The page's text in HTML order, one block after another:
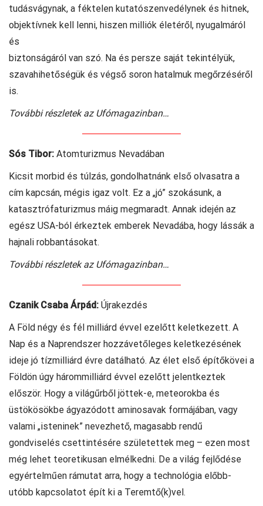
tudásvágynak, a féktelen kutatószenvedélynek és hitnek,
objektívnek kell lenni, hiszen milliók életéről, nyugalmáról
és
biztonságáról van szó. Na és persze saját tekintélyük,
szavahihetőségük és végső soron hatalmuk megőrzéséről
is.
További részletek az Ufómagazinban…
Sós Tibor: Atomturizmus Nevadában
Kicsit morbid és túlzás, gondolhatnánk első olvasatra a
cím kapcsán, mégis igaz volt. Ez a „jó” szokásunk, a
katasztrófaturizmus máig megmaradt. Annak idején az
egész USA-ból érkeztek emberek Nevadába, hogy lássák a
hajnali robbantásokat.
További részletek az Ufómagazinban…
Czanik Csaba Árpád: Újrakezdés
A Föld négy és fél milliárd évvel ezelőtt keletkezett. A
Nap és a Naprendszer hozzávetőleges keletkezésének
ideje jó tízmilliárd évre datálható. Az élet első építőkövei a
Földön úgy hárommilliárd évvel ezelőtt jelentkeztek
először. Hogy a világűrből jöttek-e, meteorokba és
üstökösökbe ágyazódott aminosavak formájában, vagy
valami „isteninek” nevezhető, magasabb rendű
gondviselés csettintésére születettek meg – ezen most
még lehet teoretikusan elmélkedni. De a világ fejlődése
egyértelműen rámutat arra, hogy a technológia előbb-
utóbb kapcsolatot épít ki a Teremtő(k)vel.